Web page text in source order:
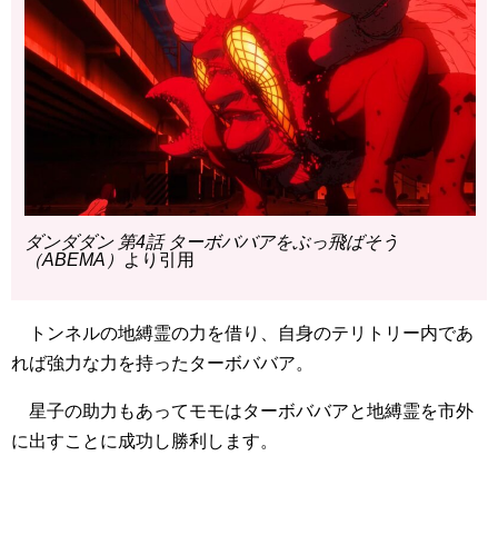
ダンダダン 第4話 ターボババアをぶっ飛ばそう
（ABEMA）
より引用
トンネルの地縛霊の力を借り、自身のテリトリー内であ
れば強力な力を持ったターボババア。
星子の助力もあってモモはターボババアと地縛霊を市外
に出すことに成功し勝利します。